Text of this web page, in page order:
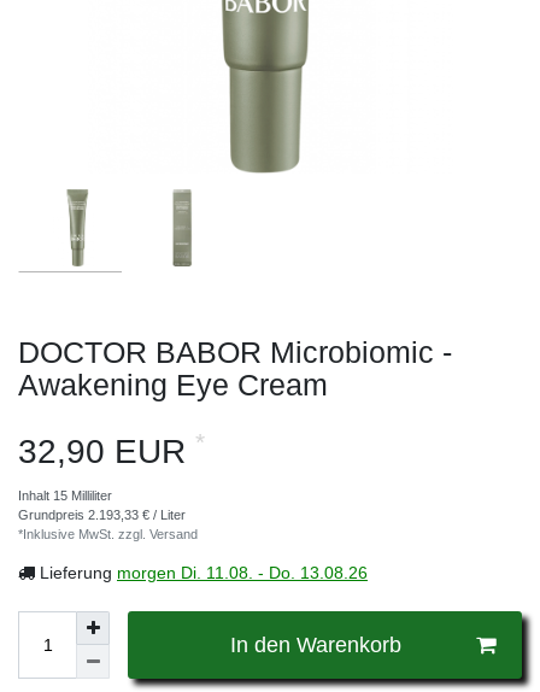
DOCTOR BABOR Microbiomic -
Awakening Eye Cream
32,90 EUR *
Inhalt 15 Milliliter
Grundpreis 2.193,33 € / Liter
*Inklusive MwSt. zzgl. Versand
Lieferung morgen Di. 11.08. - Do. 13.08.26
In den Warenkorb